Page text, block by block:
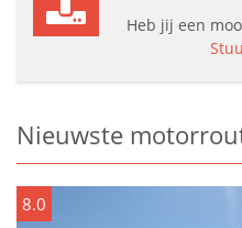
Heb jij een
Nieuwste
8.0